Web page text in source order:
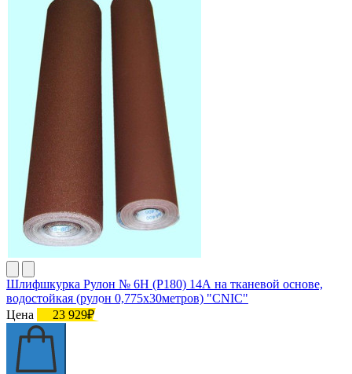
Шлифшкурка Рулон № 6Н (P180) 14А на тканевой основе,
водостойкая (рулон 0,775х30метров) "CNIC"
Цена
23 929₽